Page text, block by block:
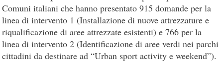
Comuni italiani che hanno presentato 915 domande per la
linea di intervento 1 (Installazione di nuove attrezzature e
riqualificazione di aree attrezzate esistenti) e 766 per la
linea di intervento 2 (Identificazione di aree verdi nei parchi
cittadini da destinare ad “Urban sport activity e weekend”).